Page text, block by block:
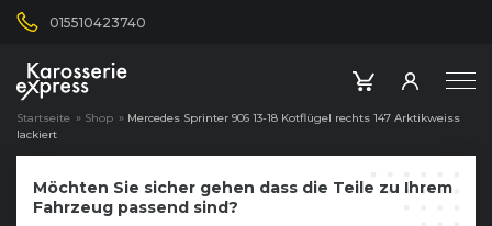
015510423740
Startseite » Shop » Mercedes Sprinter 906 13-18 Kotflügel rechts 147 Arktikweiss
lackiert
Möchten Sie sicher gehen dass die Teile zu Ihrem
Fahrzeug passend sind?